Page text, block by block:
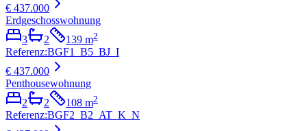
€ 437.000
Erdgeschosswohnung
3
2 139 m2
Referenz:BGF1_B5_BJ_I
€ 437.000
Penthousewohnung
2
2 108 m2
Referenz:BGF2_B2_AT_K_N